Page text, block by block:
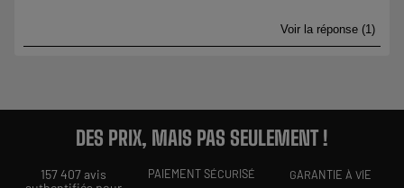
DES PRIX, MAIS PAS SEULEMENT !
157 407 avis
PAIEMENT SÉCURISÉ GARANTIE À VIE